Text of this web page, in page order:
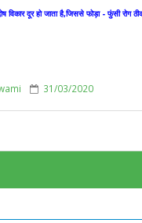
विकार दूर हो जाता है,जिससे फोड़ा - फुंसी रोग
31/03/2020